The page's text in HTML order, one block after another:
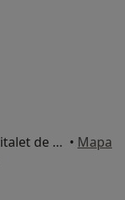
C/ Dr Jaume Ferran Clua 6, L'Hospitalet de Llobregat • Mapa